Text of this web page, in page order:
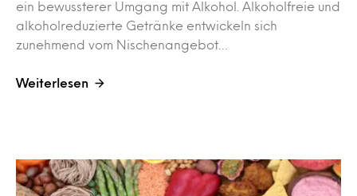
ein bewussterer Umgang mit Alkohol. Alkoholfreie und
alkoholreduzierte Getränke entwickeln sich
zunehmend vom Nischenangebot…
Weiterlesen